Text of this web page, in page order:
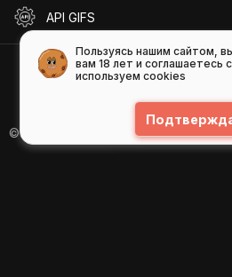
API GIFS
© 2026
GIFS ( gifs.ru , гифки.рф )
Пользуясь нашим сайтом,
вам 18 лет и соглашаетесь
используем cookies